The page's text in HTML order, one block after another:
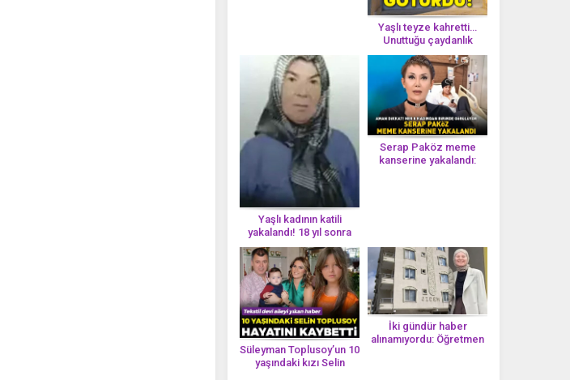
Yaşlı teyze kahretti…
Unuttuğu çaydanlık
öl*üme götürdü!
Yaşlı kadının katili
yakalandı! 18 yıl sonra
tek bir DNA iziyle
çözüldü!
Serap Paköz meme
kanserine yakalandı:
Süleyman Toplusoy’un 10
yaşındaki kızı Selin
İki gündür haber
alınamıyordu: Öğretmen